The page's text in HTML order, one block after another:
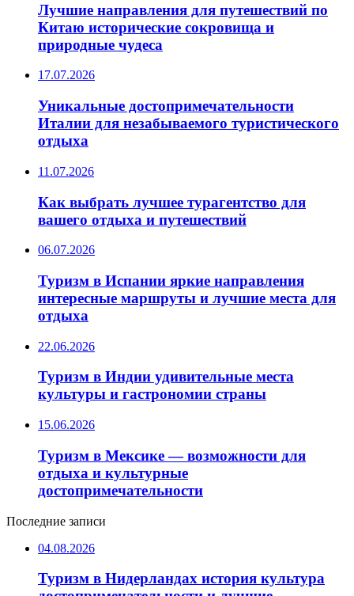
Лучшие направления для путешествий по
Китаю исторические сокровища и
природные чудеса
17.07.2026
Уникальные достопримечательности
Италии для незабываемого туристического
отдыха
11.07.2026
Как выбрать лучшее турагентство для
вашего отдыха и путешествий
06.07.2026
Туризм в Испании яркие направления
интересные маршруты и лучшие места для
отдыха
22.06.2026
Туризм в Индии удивительные места
культуры и гастрономии страны
15.06.2026
Туризм в Мексике — возможности для
отдыха и культурные
достопримечательности
Последние записи
04.08.2026
Туризм в Нидерландах история культура